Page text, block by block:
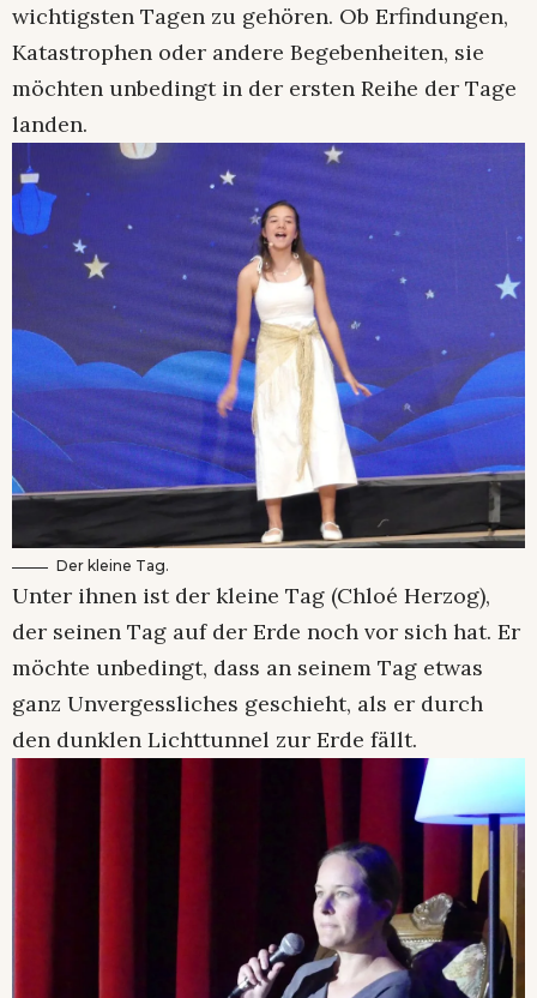
wichtigsten Tagen zu gehören. Ob Erfindungen,
Katastrophen oder andere Begebenheiten, sie
möchten unbedingt in der ersten Reihe der Tage
landen.
Der kleine Tag.
Unter ihnen ist der kleine Tag (Chloé Herzog),
der seinen Tag auf der Erde noch vor sich hat. Er
möchte unbedingt, dass an seinem Tag etwas
ganz Unvergessliches geschieht, als er durch
den dunklen Lichttunnel zur Erde fällt.